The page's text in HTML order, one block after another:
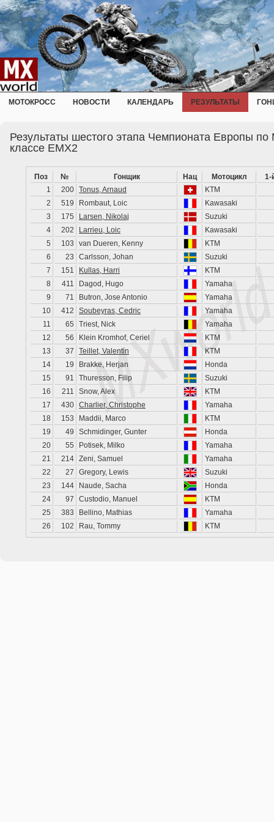
МОТОКРОСС НОВОСТИ КАЛЕНДАРЬ РЕЗУЛЬТАТЫ
Результаты шестого этапа Чемпионата Европы по
классе EMX2
Поз № Гонщик Нац Мотоцикл
1-
1
200 Tonus, Arnaud
KTM
2
519 Rombaut, Loic
Kawasaki
3
175 Larsen, Nikolaj
Suzuki
4
202 Larrieu, Loic
Kawasaki
5
103 van Dueren, Kenny
KTM
6
23 Carlsson, Johan
Suzuki
7
151 Kullas, Harri
KTM
8
411 Dagod, Hugo
Yamaha
9
71 Butron, Jose Antonio
Yamaha
10
412 Soubeyras, Cedric
Yamaha
11
65 Triest, Nick
Yamaha
12
56 Klein Kromhof, Ceriel
KTM
13
37 Teillet, Valentin
KTM
14
19 Brakke, Herjan
Honda
15
91 Thuresson, Filip
Suzuki
16
211 Snow, Alex
KTM
17
430 Charlier, Christophe
Yamaha
18
153 Maddii, Marco
KTM
19
49 Schmidinger, Gunter
Honda
20
55 Potisek, Milko
Yamaha
21
214 Zeni, Samuel
Yamaha
22
27 Gregory, Lewis
Suzuki
23
144 Naude, Sacha
Honda
24
97 Custodio, Manuel
KTM
25
383 Bellino, Mathias
Yamaha
26
102 Rau, Tommy KTM